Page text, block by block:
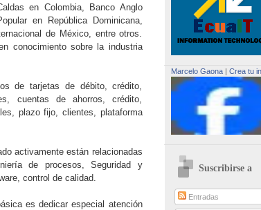
en Colombia, Banco Anglo
en República Dominicana,
de México, entre otros.
conocimiento sobre la industria
de tarjetas de débito, crédito,
cuentas de ahorros, crédito,
plazo fijo, clientes, plataforma
activamente están relacionadas
de procesos, Seguridad y
control de calidad.
es dedicar especial atención
Marcelo Gaona| Crea tu
Suscribirse a
Entradas